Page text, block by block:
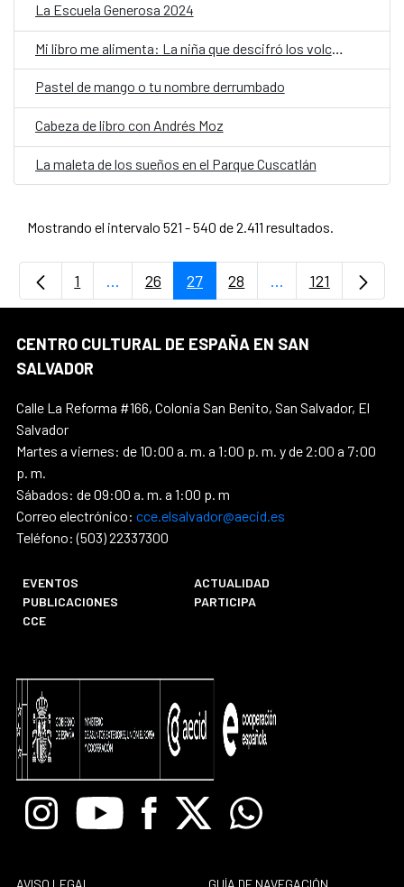
La Escuela Generosa 2024
Mi libro me alimenta: La niña que descifró los volcanes
Pastel de mango o tu nombre derrumbado
Cabeza de libro con Andrés Moz
La maleta de los sueños en el Parque Cuscatlán
Mostrando el intervalo 521 - 540 de 2.411 resultados.
Página
1 ...Páginas intermedias Use TAB para
Página
26 Página
27 Página
28 ...PáginasPágina
121
CENTRO CULTURAL DE ESPAÑA EN SAN
SALVADOR
Calle La Reforma #166, Colonia San Benito, San Salvador, El
Salvador
Martes a viernes: de 10:00 a. m. a 1:00 p. m. y de 2:00 a 7:00
p. m.
Sábados: de 09:00 a. m. a 1:00 p. m
Correo electrónico: cce.elsalvador@aecid.es
Teléfono: (503) 22337300
EVENTOS
ACTUALIDAD
PUBLICACIONES
PARTICIPA
CCE
InstagramYoutube Facebook
X Whatsapp